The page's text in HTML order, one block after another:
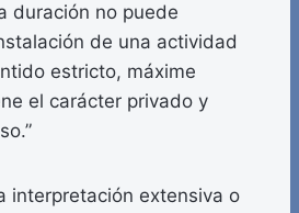
duración no puede
de una actividad
estricto, máxime
el carácter privado y
interpretación extensiva o